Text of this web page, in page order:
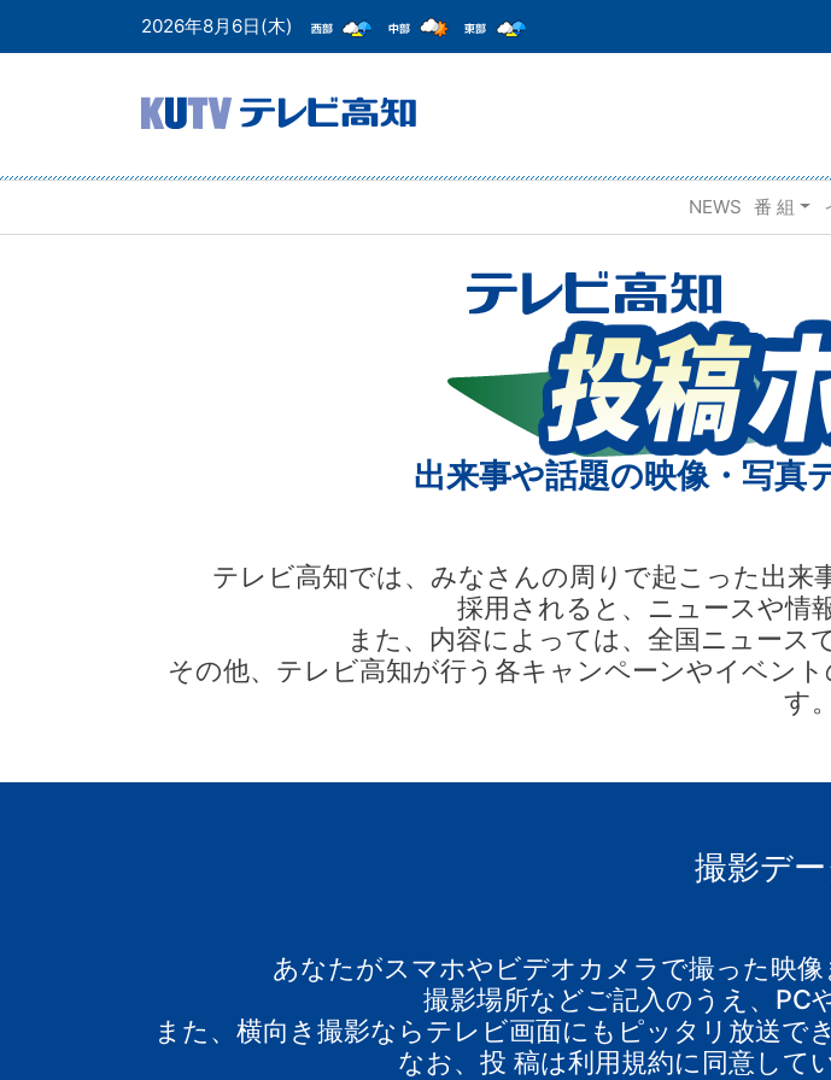
2026年8月6日(木)
NEWS 番 組
出来事や話題の映像・写真
テレビ高知では、みなさんの周りで起こった出来
採用されると、ニュースや情
また、内容によっては、全国ニュース
その他、テレビ高知が行う各キャンペーンやイベン
す。
撮影デ
あなたがスマホやビデオカメラで撮った映
撮影場所などご記入のうえ、PC
また、横向き撮影ならテレビ画面にもピッタリ放送で
なお、投 稿は利用規約に同意して